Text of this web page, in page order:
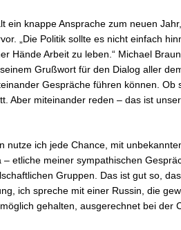
ein knappe Ansprache zum neuen
„Die Politik sollte es nicht einfach
Hände Arbeit zu leben.“ Michael
Grußwort für den Dialog aller
Gespräche führen können. Ob
Aber miteinander reden – das ist
nutze ich jede Chance, mit
etliche meiner sympathischen
Gruppen. Das ist gut so,
ich spreche mit einer Russin, die
gehalten, ausgerechnet bei der